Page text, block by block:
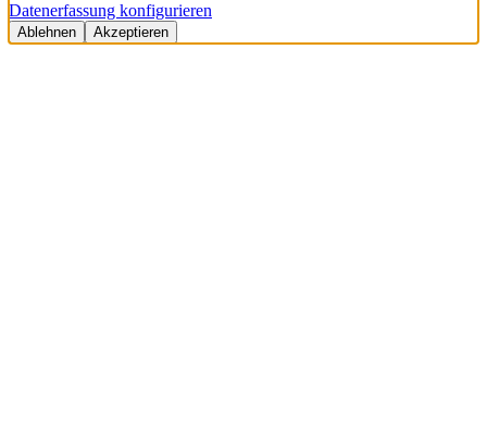
Datenerfassung konfigurieren
Ablehnen Akzeptieren